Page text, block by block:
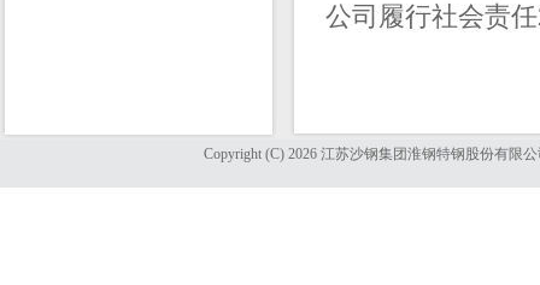
公司履行社会责
Copyright (C) 2026 江苏沙钢集团淮钢特钢股份有限